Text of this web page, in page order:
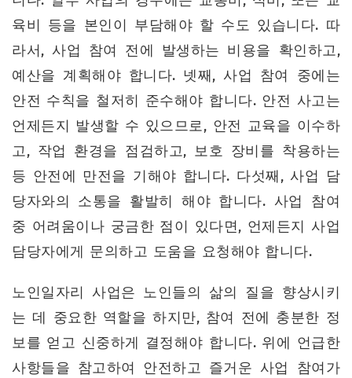
육비 등을 본인이 부담해야 할 수도 있습니다. 따
라서, 사업 참여 전에 발생하는 비용을 확인하고,
예산을 계획해야 합니다. 넷째, 사업 참여 중에는
안전 수칙을 철저히 준수해야 합니다. 안전 사고는
언제든지 발생할 수 있으므로, 안전 교육을 이수하
고, 작업 환경을 점검하고, 보호 장비를 착용하는
등 안전에 만전을 기해야 합니다. 다섯째, 사업 담
당자와의 소통을 활발히 해야 합니다. 사업 참여
중 어려움이나 궁금한 점이 있다면, 언제든지 사업
담당자에게 문의하고 도움을 요청해야 합니다.
노인일자리 사업은 노인들의 삶의 질을 향상시키
는 데 중요한 역할을 하지만, 참여 전에 충분한 정
보를 얻고 신중하게 결정해야 합니다. 위에 언급한
사항들을 참고하여 안전하고 즐거운 사업 참여가